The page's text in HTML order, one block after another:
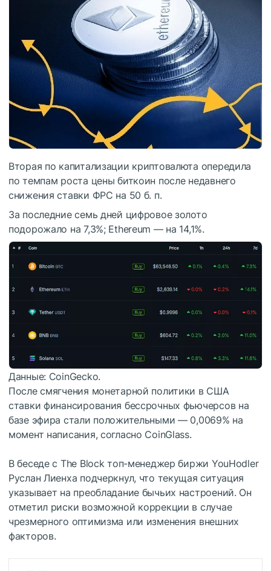
Вторая по капитализации криптовалюта опередила
по темпам роста цены биткоин после недавнего
снижения ставки ФРС на 50 б. п.
За последние семь дней цифровое золото
подорожало на 7,3%; Ethereum — на 14,1%.
Данные: CoinGecko.
После смягчения монетарной политики в США
ставки финансирования бессрочных фьючерсов на
базе эфира стали положительными — 0,0069% на
момент написания, согласно CoinGlass.
В беседе с The Block топ-менеджер биржи YouHodler
Руслан Лиенха подчеркнул, что текущая ситуация
указывает на преобладание бычьих настроений. Он
отметил риски возможной коррекции в случае
чрезмерного оптимизма или изменения внешних
факторов.